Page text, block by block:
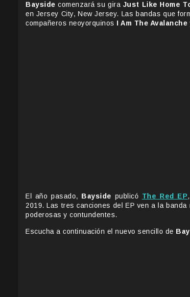
Bayside comenzará su gira Just Like Home
en Jersey City, New Jersey. Las bandas que
compañeros neoyorquinos I Am The Avalanche
El año pasado, Bayside publicó The Red EP
2019. Las tres canciones del EP ven a la
poderosas y contundentes.
Escucha a continuación el nuevo sencillo de